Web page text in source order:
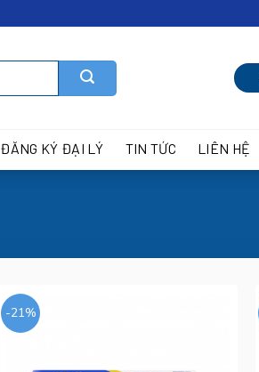
ĐĂNG KÝ ĐẠI LÝ TIN TỨC LIÊN HỆ
-21%